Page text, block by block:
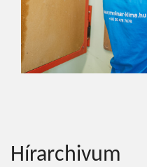
Hírarchivum